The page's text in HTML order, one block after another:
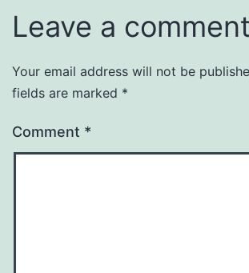
Leave a comment
Your email address will not be
fields are marked *
Comment *